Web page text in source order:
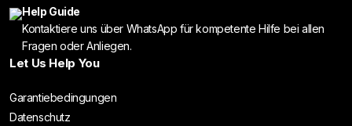
Help Guide
Kontaktiere uns über WhatsApp für kompetente Hilfe bei allen
Fragen oder Anliegen.
Let Us Help You
Garantiebedingungen
Datenschutz